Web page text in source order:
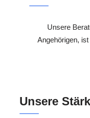
Unsere
Angehörigen,
Unsere